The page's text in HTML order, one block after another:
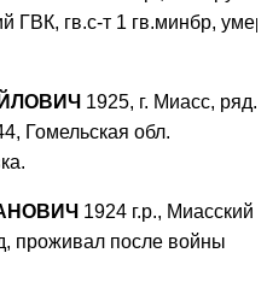
ГВК, гв.с-т 1 гв.минбр, умер
1925, г. Миасс, ряд.
Гомельская обл.
1924 г.р., Миасский
проживал после войны